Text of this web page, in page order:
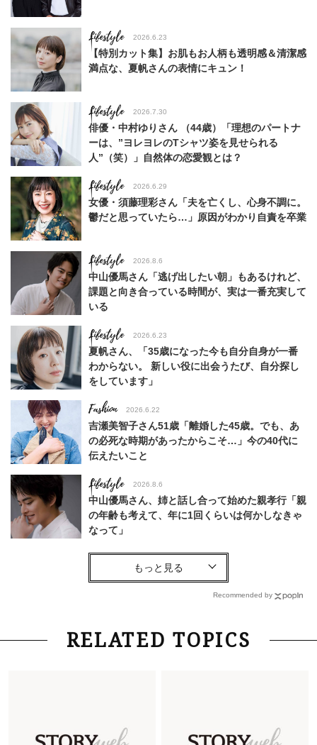
Lifestyle 2026.6.23
【特別カット集】お肌もお人柄も透明感＆清潔感
満点な、夏帆さんの表情にキュン！
Lifestyle 2026.7.30
俳優・中村ゆりさん （44歳）「理想のパートナ
ーは、”ヨレヨレのTシャツ姿を見せられる
人”（笑）」自然体の恋愛観とは？
Lifestyle 2026.6.29
女優・須藤理彩さん「夫を亡くし、心身不調に。
鬱だと思っていたら…」原因がわかり自責を卒業
Lifestyle 2026.8.6
中山優馬さん「逃げ出したい朝」もあるけれど、
課題と向き合っている時間が、実は一番充実して
いる
Lifestyle 2026.6.23
夏帆さん、「35歳になった今も自分自身が一番
わからない。 新しい役に出会うたび、自分探し
をしています」
Fashion 2026.6.22
吉瀬美智子さん51歳「離婚した45歳。でも、あ
の必死な時期があったからこそ…」今の40代に
伝えたいこと
Lifestyle 2026.8.6
中山優馬さん、姉と話し合って始めた親孝行「親
の年齢も考えて、年に1回くらいは何かしなきゃ
なって」
Lifestyle
「お若いですね」は褒め言葉？“若い＝美しい”と
Lifestyle 2026.8.6
26年夏の【開運アクション】は”ひと拭き”習
を育み中「理想の暮らしよりも今の心地よさを選
Recommended by
RELATED TOPICS